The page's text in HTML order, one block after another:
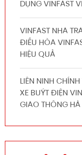
DỤNG VINFAST
VINFAST NHA
ĐIỀU HÒA
HIỆU QUẢ
LIÊN NINH
XE BUÝT ĐIỆN
GIAO THÔNG HÀ